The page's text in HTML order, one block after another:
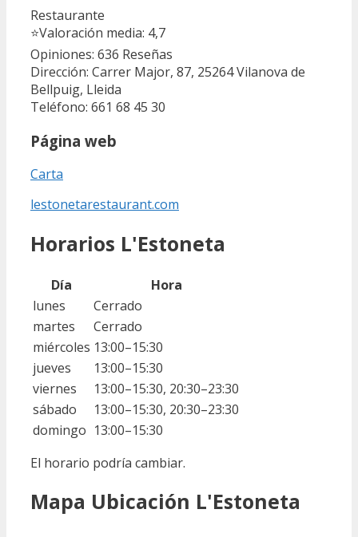
Restaurante
⭐Valoración media: 4,7
Opiniones: 636 Reseñas
Dirección: Carrer Major, 87, 25264 Vilanova de
Bellpuig, Lleida
Teléfono: 661 68 45 30
Página web
Carta
lestonetarestaurant.com
Horarios L'Estoneta
Día
Hora
lunes
Cerrado
martes
Cerrado
miércoles 13:00–15:30
jueves
13:00–15:30
viernes
13:00–15:30, 20:30–23:30
sábado
13:00–15:30, 20:30–23:30
domingo 13:00–15:30
El horario podría cambiar.
Mapa Ubicación L'Estoneta